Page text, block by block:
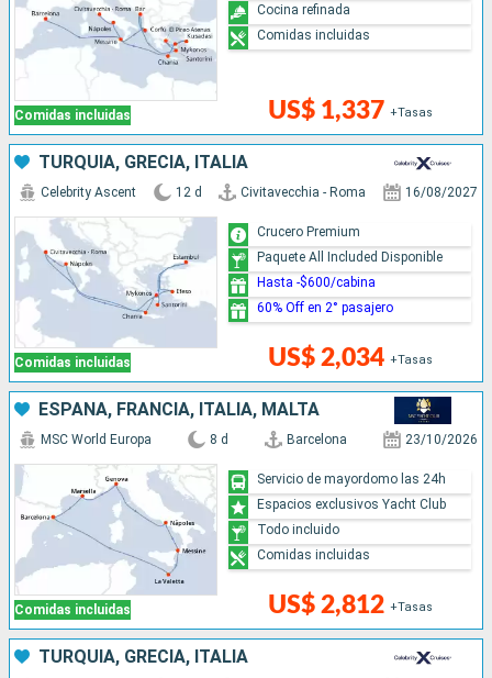
Comidas incluidas US$ 1,337 +Tasas
Cocina refinada
Comidas incluidas
TURQUÍA, GRECIA, ITALIA
Comidas incluidas
Celebrity Ascent 12 d Civitavecchia - Roma 16/08/2027
US$ 2,034 +Tasas
Crucero Premium
Paquete All Included Disponible
Hasta -$600/cabina
60% Off en 2° pasajero
ESPAÑA, FRANCIA, ITALIA, MALTA
Comidas incluidas
MSC World Europa 8 d Barcelona 23/10/2026
US$ 2,812 +Tasas
Servicio de mayordomo las 24h
Espacios exclusivos Yacht Club
Todo incluido
Comidas incluidas
TURQUÍA, GRECIA, ITALIA